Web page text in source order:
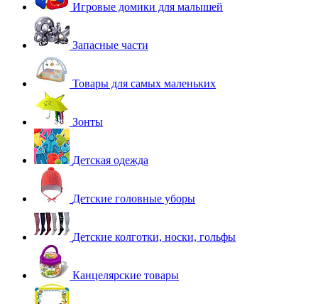
Игровые домики для малышей
Запасные части
Товары для самых маленьких
Зонты
Детская одежда
Детские головные уборы
Детские колготки, носки, гольфы
Канцелярские товары